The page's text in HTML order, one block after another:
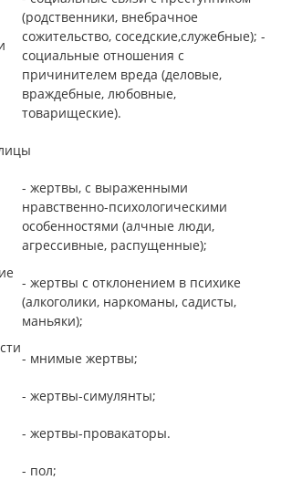
(родственники, внебрачное
сожительство, соседские,служебные); -
социальные отношения с
причинителем вреда (деловые,
враждебные, любовные,
товарищеские).
- жертвы, с выраженными
нравственно-психологическими
особенностями (алчные люди,
агрессивные, распущенные);
- жертвы с отклонением в психике
(алкоголики, наркоманы, садисты,
маньяки);
- мнимые жертвы;
- жертвы-симулянты;
- жертвы-провакаторы.
- пол;